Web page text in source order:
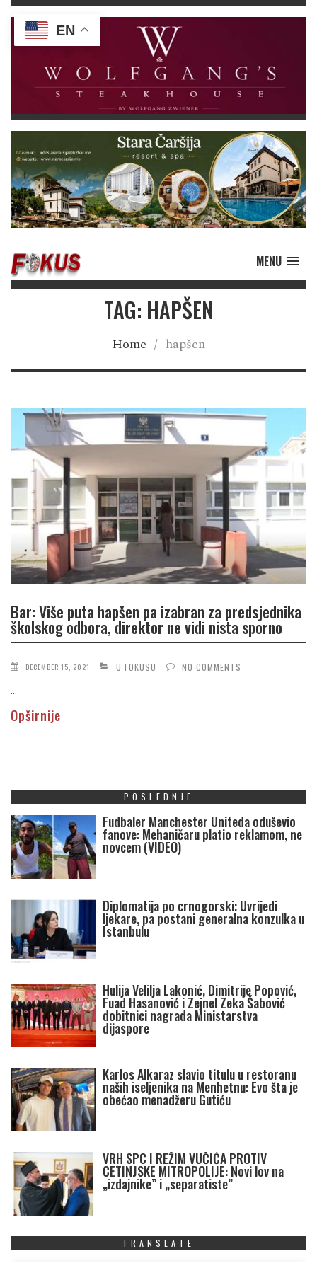
MENU
TAG: HAPŠEN
Home / hapšen
Bar: Više puta hapšen pa izabran za predsjednika
školskog odbora, direktor ne vidi nista sporno
DECEMBER 15, 2021 U FOKUSU NO COMMENTS
...
Opširnije
POSLEDNJE
Fudbaler Manchester Uniteda oduševio
fanove: Mehaničaru platio reklamom, ne
novcem (VIDEO)
Diplomatija po crnogorski: Uvrijedi
ljekare, pa postani generalna konzulka u
Istanbulu
Hulija Velilja Lakonić, Dimitrije Popović,
Fuad Hasanović i Zejnel Zeka Šabović
dobitnici nagrada Ministarstva
dijaspore
Karlos Alkaraz slavio titulu u restoranu
naših iseljenika na Menhetnu: Evo šta je
obećao menadžeru Gutiću
VRH SPC I REŽIM VUČIĆA PROTIV
CETINJSKE MITROPOLIJE: Novi lov na
„izdajnike” i „separatiste”
TRANSLATE
EN